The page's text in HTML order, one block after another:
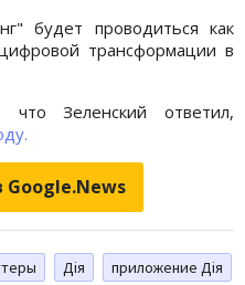
будет проводиться как
трансформации в
Зеленский ответил,
Google.News
Дія приложение Дія